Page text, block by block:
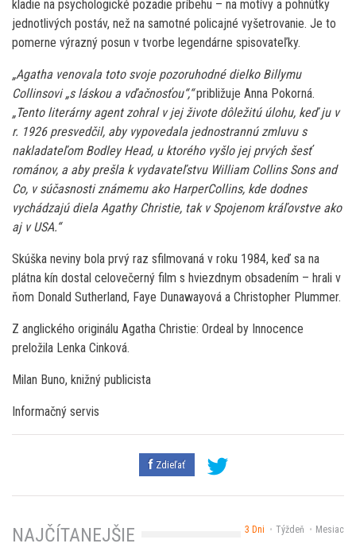
kladie na psychologické pozadie príbehu – na motívy a pohnútky
jednotlivých postáv, než na samotné policajné vyšetrovanie. Je to
pomerne výrazný posun v tvorbe legendárne spisovateľky.
„Agatha venovala toto svoje pozoruhodné dielko Billymu
Collinsovi „s láskou a vďačnosťou“,“približuje Anna Pokorná.
„Tento literárny agent zohral v jej živote dôležitú úlohu, keď ju v
r. 1926 presvedčil, aby vypovedala jednostrannú zmluvu s
nakladateľom Bodley Head, u ktorého vyšlo jej prvých šesť
románov, a aby prešla k vydavateľstvu William Collins Sons and
Co, v súčasnosti známemu ako HarperCollins, kde dodnes
vychádzajú diela Agathy Christie, tak v Spojenom kráľovstve ako
aj v USA.“
Skúška neviny bola prvý raz sfilmovaná v roku 1984, keď sa na
plátna kín dostal celovečerný film s hviezdnym obsadením – hrali v
ňom Donald Sutherland, Faye Dunawayová a Christopher Plummer.
Z anglického originálu Agatha Christie: Ordeal by Innocence
preložila Lenka Cinková.
Milan Buno, knižný publicista
Informačný servis
Zdieľať
3 Dni Týždeň Mesiac
NAJČÍTANEJŠIE